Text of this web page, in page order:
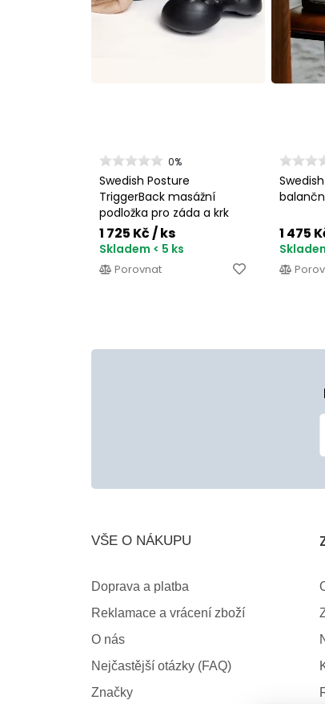
0%
Swedish Posture
TriggerBack masážní
podložka pro záda a krk
1 725 Kč/ ks
Skladem < 5 ks
Porovnat
1 475
VŠE O NÁKUPU
Doprava a platba
Reklamace a vrácení zboží
O nás
Nejčastější otázky (FAQ)
Značky